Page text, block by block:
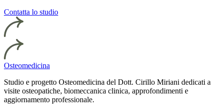
Contatta lo studio
Osteomedicina
Studio e progetto Osteomedicina del Dott. Cirillo Miriani dedicati a
visite osteopatiche, biomeccanica clinica, approfondimenti e
aggiornamento professionale.